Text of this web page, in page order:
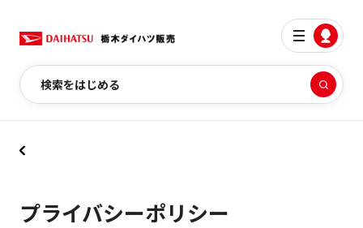
検索をはじめる
プライバシーポリシー